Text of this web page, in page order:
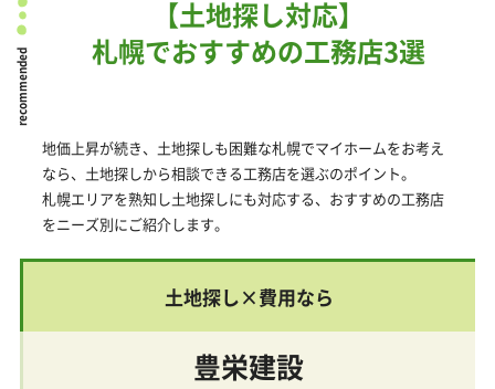
【土地探し対応】
札幌でおすすめの工務店3選
recommended
地価上昇が続き、土地探しも困難な札幌でマイホームをお考え
なら、土地探しから相談できる工務店を選ぶのポイント。
札幌エリアを熟知し土地探しにも対応する、おすすめの工務店
をニーズ別にご紹介します。
土地探し×費用なら
豊栄建設